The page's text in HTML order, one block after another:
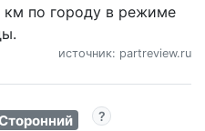
км по городу в режиме
источник: partreview.ru